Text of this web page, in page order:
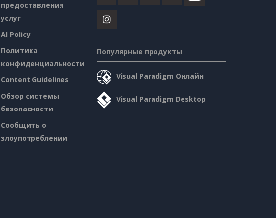
предоставления
услуг
AI Policy
Политика
конфиденциальности
Content Guidelines
Обзор системы
безопасности
Сообщить о
злоупотреблении
Популярные продукты
Visual Paradigm Онлайн
Visual Paradigm Desktop